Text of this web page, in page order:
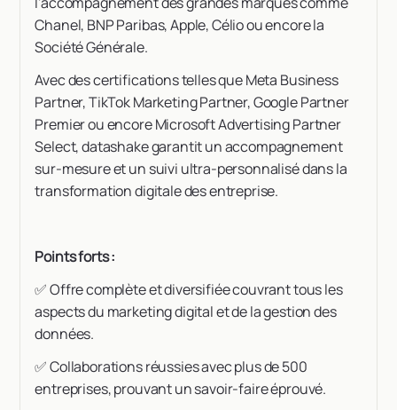
Chanel, BNP Paribas, Apple, Célio ou encore la
Société Générale.
Avec des certifications telles que Meta Business
Partner, TikTok Marketing Partner, Google Partner
Premier ou encore Microsoft Advertising Partner
Select, datashake garantit un accompagnement
sur-mesure et un suivi ultra-personnalisé dans la
transformation digitale des entreprise.
Points forts :
✅ Offre complète et diversifiée couvrant tous les
aspects du marketing digital et de la gestion des
données.
✅ Collaborations réussies avec plus de 500
entreprises, prouvant un savoir-faire éprouvé.